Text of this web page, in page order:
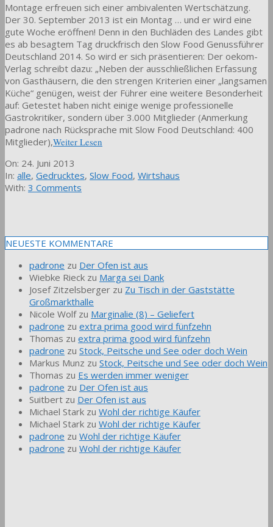
Montage erfreuen sich einer ambivalenten Wertschätzung.
Der 30. September 2013 ist ein Montag … und er wird eine
gute Woche eröffnen! Denn in den Buchläden des Landes gibt
es ab besagtem Tag druckfrisch den Slow Food Genussführer
Deutschland 2014. So wird er sich präsentieren: Der oekom-
Verlag schreibt dazu: „Neben der ausschließlichen Erfassung
von Gasthäusern, die den strengen Kriterien einer „langsamen
Küche“ genügen, weist der Führer eine weitere Besonderheit
auf: Getestet haben nicht einige wenige professionelle
Gastrokritiker, sondern über 3.000 Mitglieder (Anmerkung
padrone nach Rücksprache mit Slow Food Deutschland: 400
Mitglieder),Weiter Lesen
2013-
06-
24
On: 24. Juni 2013
In: alle, Gedrucktes, Slow Food, Wirtshaus
With: 3 Comments
NEUESTE KOMMENTARE
padrone zu Der Ofen ist aus
Wiebke Rieck zu Marga sei Dank
Josef Zitzelsberger zu Zu Tisch in der Gaststätte
Großmarkthalle
Nicole Wolfzu Marginalie (8) – Geliefert
padrone zu extra prima good wird fünfzehn
Thomas zu extra prima good wird fünfzehn
padrone zu Stock, Peitsche und See oder doch Wein
Markus Munz zu Stock, Peitsche und See oder doch Wein
Thomas zu Es werden immer weniger
padrone zu Der Ofen ist aus
Suitbert zu Der Ofen ist aus
Michael Stark zu Wohl der richtige Käufer
Michael Stark zu Wohl der richtige Käufer
padrone zu Wohl der richtige Käufer
padrone zu Wohl der richtige Käufer